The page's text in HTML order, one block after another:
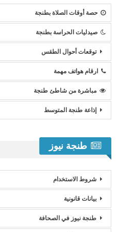
حصة أوقات الصلاة بطنجة
صيدليات الحراسة بطنجة
توقعات أحوال الطقس
ارقام هواتف مهمة
مباشرة من شاطئ طنجة
إذاعة طنجة المتوسط
طنجة نيوز
شروط الاستخدام
بيانات قانونية
طنجة نيوز في الصحافة